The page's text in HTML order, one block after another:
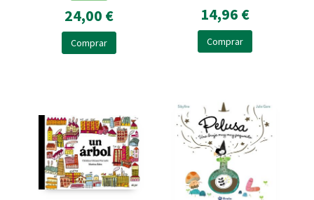
24,00 €
Comprar
14,96 €
Comprar